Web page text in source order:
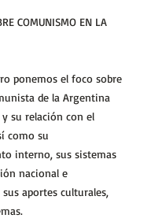
COMUNISMO EN LA
ponemos el foco sobre
de la Argentina
su relación con el
como su
interno, sus sistemas
nacional e
aportes culturales,